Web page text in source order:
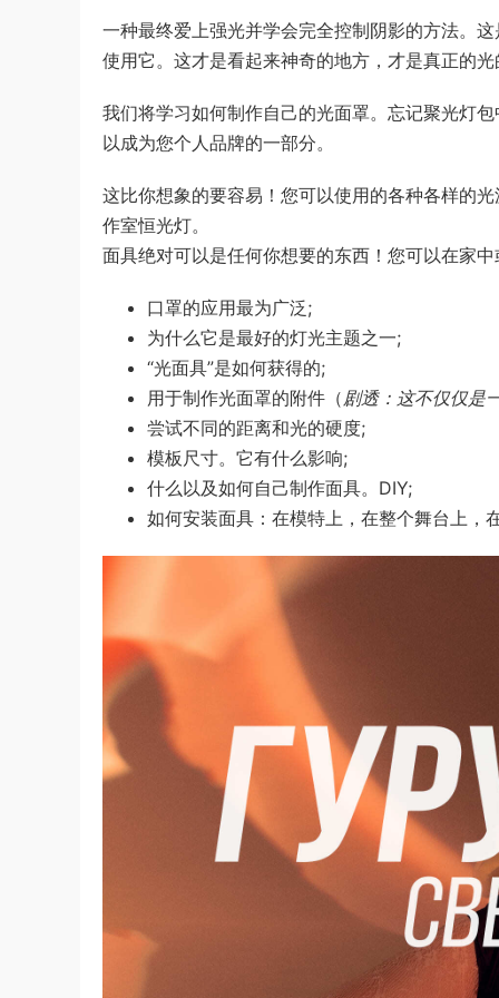
一种最终爱上强光并学会完全控制阴影的方法。
使用它。这才是看起来神奇的地方，才是真正的
我们将学习如何制作自己的光面罩。忘记聚光灯
以成为您个人品牌的一部分。
这比你想象的要容易！您可以使用的各种各样的
作室恒光灯。
面具绝对可以是任何你想要的东西！您可以在家
口罩的应用最为广泛;
为什么它是最好的灯光主题之一;
“光面具”是如何获得的;
用于制作光面罩的附件（剧透：这不仅仅是
尝试不同的距离和光的硬度;
模板尺寸。它有什么影响;
什么以及如何自己制作面具。DIY;
如何安装面具：在模特上，在整个舞台上，